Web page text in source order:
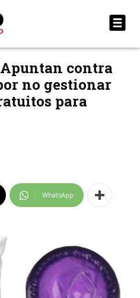
contra
no gestionar
para
WhatsApp